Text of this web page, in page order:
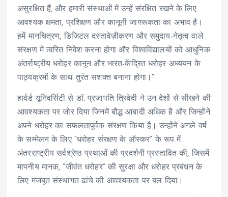
असुरक्षित हैं, और हमारी संस्थाओं में उन्हें संरक्षित रखने के लिए
आवश्यक क्षमता, प्रशिक्षण और कानूनी जागरूकता का अभाव है।
हमें मानचित्रण, डिजिटल दस्तावेज़ीकरण और समुदाय-नेतृत्व वाले
संरक्षण में त्वरित निवेश करना होगा और विश्वविद्यालयों को आधुनिक
अंतर्राष्ट्रीय धरोहर कानून और भारत-केंद्रित धरोहर अध्ययन के
पाठ्यक्रमों के साथ तुरंत सशक्त बनाना होगा।”
हार्वर्ड यूनिवर्सिटी से डॉ. प्रजापति त्रिवेदी ने उन देशों से सीखने की
आवश्यकता पर जोर दिया जिनमें बौद्ध आबादी अधिक है और जिन्होंने
अपने धरोहर का सफलतापूर्वक संरक्षण किया है। उन्होंने अगले वर्ष
के सम्मेलन के लिए “धरोहर संरक्षण के ऑस्कर” के रूप में
अंतरराष्ट्रीय सर्वश्रेष्ठ प्रथाओं की प्रदर्शनी प्रस्तावित की, जिसमें
मापनीय मानक, “जीवंत धरोहर” की सुरक्षा और धरोहर प्रबंधन के
लिए मजबूत संस्थागत ढांचे की आवश्यकता पर बल दिया।